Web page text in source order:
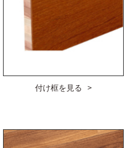
付け框を見る